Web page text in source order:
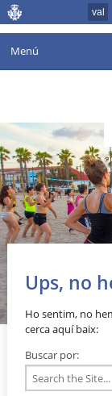
val
Menú
Agenda
Instal·lacions
Comunicació
València en esport
Ups, no
Ho sentim, no
cerca aquí baix:
Buscar por: